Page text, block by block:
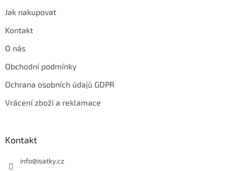
Jak nakupovat
Kontakt
O nás
Obchodní podmínky
Ochrana osobních údajů GDPR
Vrácení zboží a reklamace
Kontakt
info@isatky.cz